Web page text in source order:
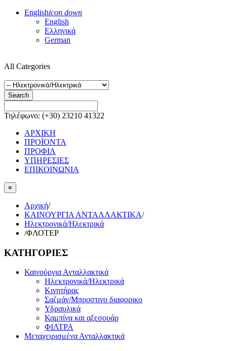
Englishicon down
English
Ελληνικά
German
All Categories
Search
Τηλέφωνο: (+30) 23210 41322
ΑΡΧΙΚΗ
ΠΡΟΪΟΝΤΑ
ΠΡΟΦΙΛ
ΥΠΗΡΕΣΙΕΣ
ΕΠΙΚΟΙΝΩΝΙΑ
≡
Αρχική/
ΚΑΙΝΟΥΡΓΙΑ ΑΝΤΑΛΛΑΚΤΙΚΑ/
Ηλεκτρονικά/Ηλεκτρικά
/ΦΛΟΤΕΡ
ΚΑΤΗΓΟΡΙΕΣ
Καινούργια Ανταλλακτικά
Ηλεκτρονικά/Ηλεκτρικά
Κινητήρας
Σαζμάν/Μπροστινο διαφορικο
Υδραυλικά
Καμπίνα και αξεσουάρ
ΦΙΛΤΡΑ
Μεταχειρισμένα Ανταλλακτικά